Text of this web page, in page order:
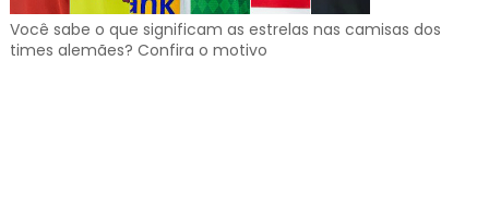
Você sabe o que significam as estrelas nas camisas dos
times alemães? Confira o motivo